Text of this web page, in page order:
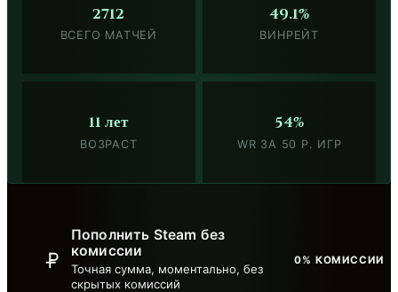
2712
ВСЕГО МАТЧЕЙ
49.1%
ВИНРЕЙТ
11 лет
ВОЗРАСТ
54%
WR ЗА 50 Р. ИГР
0% КОМИССИИ
Пополнить Steam без
комиссии
Точная сумма, моментально, без
скрытых комиссий